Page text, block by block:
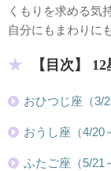
くもりを求める気
自分にもまわりに
【目次】
おひつじ座（3/
おうし座（4/20
ふたご座（5/21